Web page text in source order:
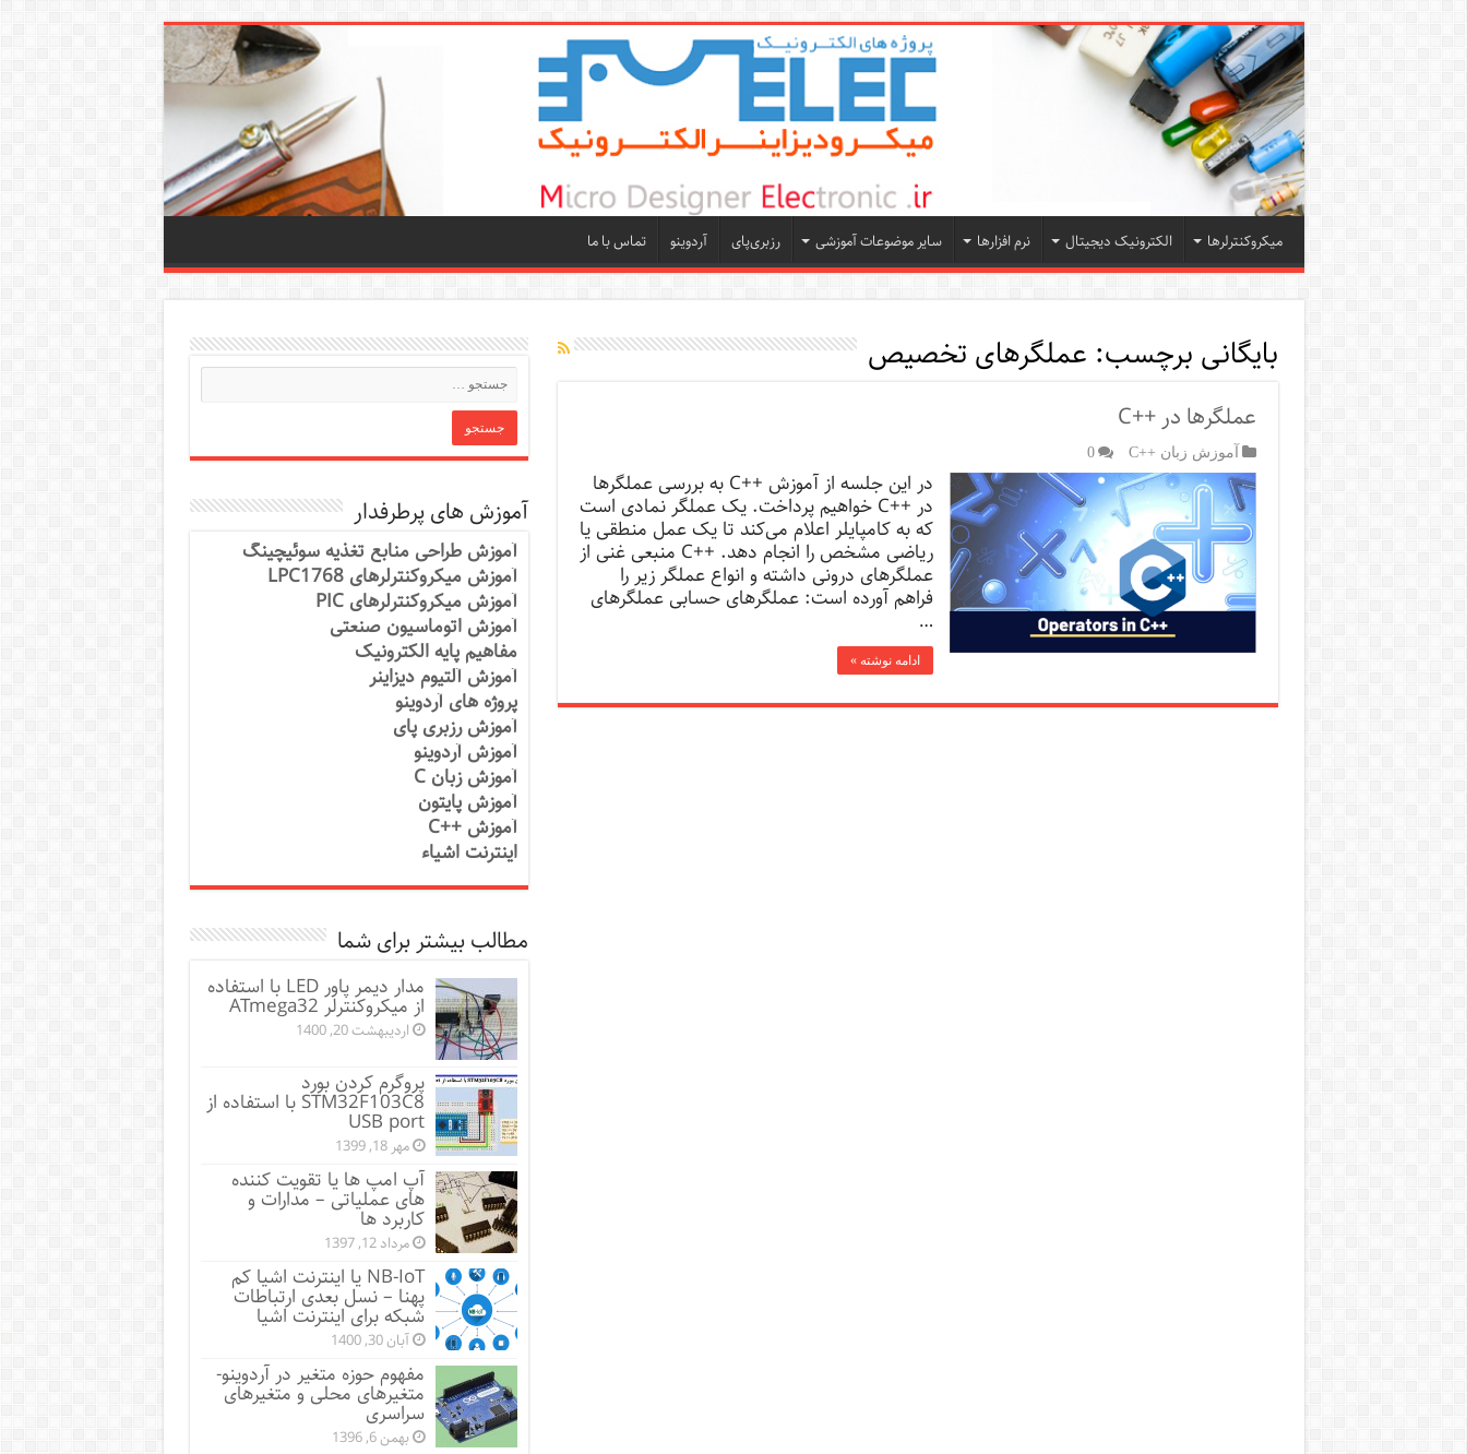
میکروکنترلرها الکترونیک دیجیتال نرم افزارها سایر موضوعات آموزشی رزبری‌پای آردوینو تماس با ما
بایگانی برچسب: عملگرهای تخصیص
عملگرها در ++C
آموزش زبان ++C 0
در این جلسه از آموزش ++C به بررسی عملگرها
در ++C خواهیم پرداخت. یک عملگر نمادی است
که به کامپایلر اعلام می‌کند تا یک عمل منطقی یا
ریاضی مشخص را انجام دهد. ++C منبعی غنی از
عملگرهای درونی داشته و انواع عملگر زیر را
فراهم آورده است: عملگرهای حسابی عملگرهای
…
ادامه نوشته »
آموزش های پرطرفدار
آموزش طراحی منابع تغذیه سوئیچینگ
آموزش میکروکنترلرهای LPC1768
آموزش میکروکنترلرهای PIC
آموزش اتوماسیون صنعتی
مفاهیم پایه الکترونیک
آموزش آلتیوم دیزاینر
پروژه های آردوینو
آموزش رزبری پای
آموزش آردوینو
آموزش زبان C
آموزش پایتون
آموزش ++C
اینترنت اشیاء
مطالب بیشتر برای شما
مدار دیمر پاور LED با استفاده
از میکروکنترلر ATmega32
اردیبهشت 20, 1400
پروگرم کردن بورد
STM32F103C8 با استفاده از
USB port
مهر 18, 1399
آپ امپ ها یا تقویت کننده
های عملیاتی – مدارات و
کاربرد ها
مرداد 12, 1397
NB-IoT یا اینترنت اشیا کم
پهنا – نسل بعدی ارتباطات
شبکه برای اینترنت اشیا
آبان 30, 1400
مفهوم حوزه متغیر در آردوینو-
متغیرهای محلی و متغیرهای
سراسری
بهمن 6, 1396